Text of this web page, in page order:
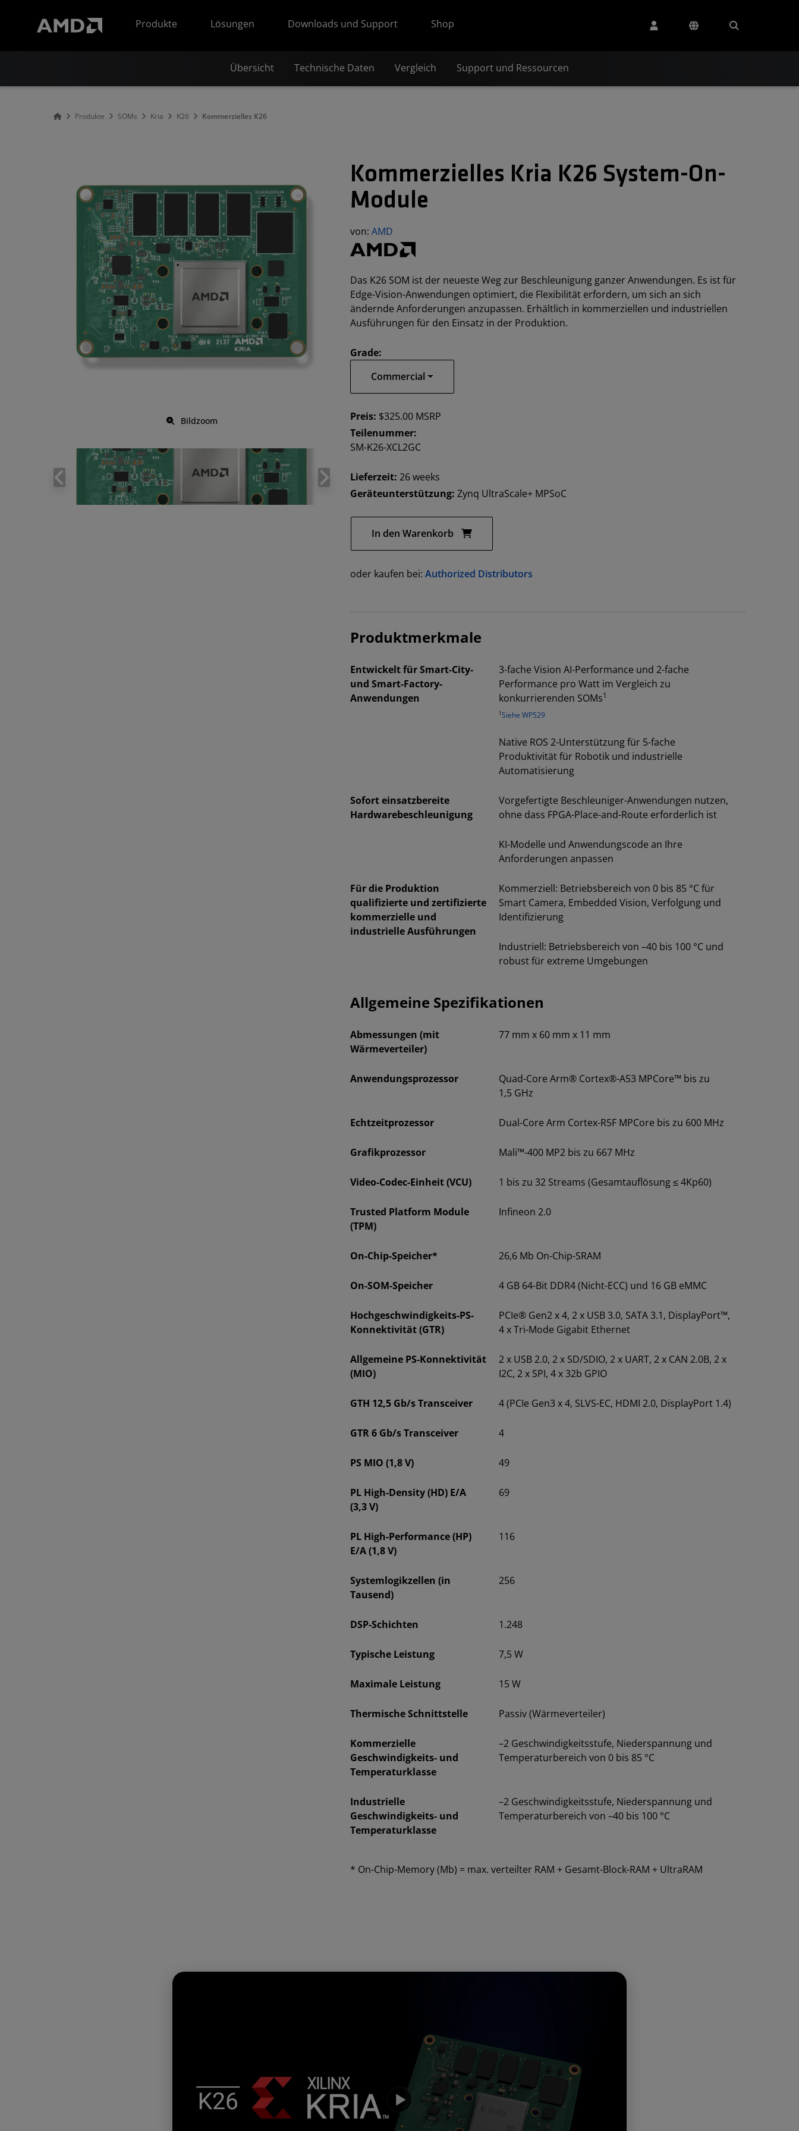
Produkte
Lösungen Downloads und Support Shop
Übersicht Technische Daten Vergleich Support und Ressourcen
Produkte SOMs Kria K26 Kommerzielles K26
Bildzoom
Kommerzielles Kria K26 System-On-
Module
von:AMD
Das K26 SOM ist der neueste Weg zur Beschleunigung ganzer Anwendungen. Es ist für
Edge-Vision-Anwendungen optimiert, die Flexibilität erfordern, um sich an sich
ändernde Anforderungen anzupassen. Erhältlich in kommerziellen und industriellen
Ausführungen für den Einsatz in der Produktion.
Grade:
Commercial
Preis: $325.00 MSRP
Teilenummer:
SM-K26-XCL2GC
Lieferzeit:26 weeks
Geräteunterstützung:Zynq UltraScale+ MPSoC
In den Warenkorb
oder kaufen bei:Authorized Distributors
Produktmerkmale
Entwickelt für Smart-City-
und Smart-Factory-
Anwendungen
3-fache Vision AI-Performance und 2-fache
Performance pro Watt im Vergleich zu
konkurrierenden SOMs1
1Siehe WP529
Native ROS 2-Unterstützung für 5-fache
Produktivität für Robotik und industrielle
Automatisierung
Sofort einsatzbereite
Hardwarebeschleunigung
Vorgefertigte Beschleuniger-Anwendungen nutzen,
ohne dass FPGA-Place-and-Route erforderlich ist
KI-Modelle und Anwendungscode an Ihre
Anforderungen anpassen
Für die Produktion
qualifizierte und zertifizierte
kommerzielle und
industrielle Ausführungen
Kommerziell: Betriebsbereich von 0 bis 85 °C für
Smart Camera, Embedded Vision, Verfolgung und
Identifizierung
Industriell: Betriebsbereich von –40 bis 100 °C und
robust für extreme Umgebungen
Allgemeine Spezifikationen
Abmessungen (mit
Wärmeverteiler)
77 mm x 60 mm x 11 mm
Anwendungsprozessor
Quad-Core Arm® Cortex®-A53 MPCore™ bis zu
1,5 GHz
Echtzeitprozessor Dual-Core Arm Cortex-R5F MPCore bis zu 600 MHz
Grafikprozessor Mali™-400 MP2 bis zu 667 MHz
Video-Codec-Einheit (VCU) 1 bis zu 32 Streams (Gesamtauflösung ≤ 4Kp60)
Trusted Platform Module
(TPM)
Infineon 2.0
On-Chip-Speicher* 26,6 Mb On-Chip-SRAM
On-SOM-Speicher 4 GB 64-Bit DDR4 (Nicht-ECC) und 16 GB eMMC
Hochgeschwindigkeits-PS-
Konnektivität (GTR)
PCIe® Gen2 x 4, 2 x USB 3.0, SATA 3.1, DisplayPort™,
4 x Tri-Mode Gigabit Ethernet
Allgemeine PS-Konnektivität
(MIO)
2 x USB 2.0, 2 x SD/SDIO, 2 x UART, 2 x CAN 2.0B, 2 x
I2C, 2 x SPI, 4 x 32b GPIO
GTH 12,5 Gb/s Transceiver 4 (PCIe Gen3 x 4, SLVS-EC, HDMI 2.0, DisplayPort 1.4)
GTR 6 Gb/s Transceiver 4
PS MIO (1,8 V) 49
PL High-Density (HD) E/A
(3,3 V)
69
PL High-Performance (HP)
E/A (1,8 V)
116
Systemlogikzellen (in
Tausend)
256
DSP-Schichten 1.248
Typische Leistung 7,5 W
Maximale Leistung 15 W
Thermische Schnittstelle Passiv (Wärmeverteiler)
Kommerzielle
Geschwindigkeits- und
Temperaturklasse
–2 Geschwindigkeitsstufe, Niederspannung und
Temperaturbereich von 0 bis 85 °C
Industrielle
Geschwindigkeits- und
Temperaturklasse
–2 Geschwindigkeitsstufe, Niederspannung und
Temperaturbereich von –40 bis 100 °C
* On-Chip-Memory (Mb) = max. verteilter RAM + Gesamt-Block-RAM + UltraRAM